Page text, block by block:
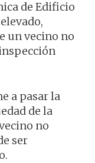
de Edificio
un vecino no
a pasar la
de la
no
ser